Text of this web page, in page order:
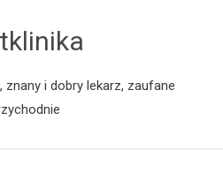
znany i dobry lekarz, zaufane